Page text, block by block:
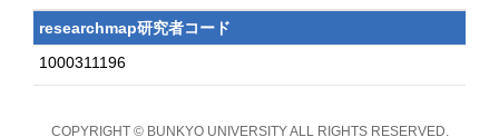
researchmap研究者コード
1000311196
COPYRIGHT © BUNKYO UNIVERSITY ALL RIGHTS RESERVED.